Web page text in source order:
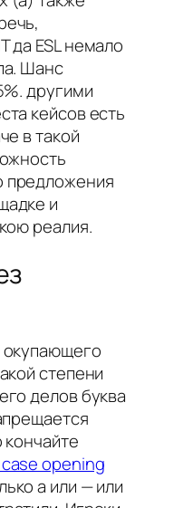
да ESL немало
Шанс
другими
кейсов есть
в такой
предложения
и
реалия.
окупающего
степени
делов буква
кончайте
opening
а или — или